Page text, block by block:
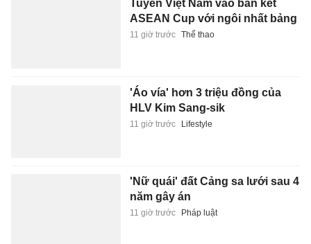
Tuyển Việt Nam vào bán kết
ASEAN Cup với ngôi nhất bảng
11 giờ trước Thể thao
'Áo vía' hơn 3 triệu đồng của
HLV Kim Sang-sik
11 giờ trước Lifestyle
'Nữ quái' đất Cảng sa lưới sau 4
năm gây án
11 giờ trước Pháp luật